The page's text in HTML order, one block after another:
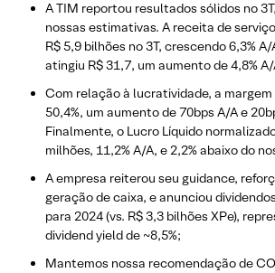
A TIM reportou resultados sólidos no
nossas estimativas. A receita de
R$ 5,9 bilhões no 3T, crescendo 6,3% A/
atingiu R$ 31,7, um aumento de 4,8% A/
Com relação à lucratividade, a margem
50,4%, um aumento de 70bps A/A e
Finalmente, o Lucro Líquido
milhões, 11,2% A/A, e 2,2% abaixo do
A empresa reiterou seu guidance,
geração de caixa, e anunciou
para 2024 (vs. R$ 3,3 bilhões XPe),
dividend yield de ~8,5%;
Mantemos nossa recomendação de